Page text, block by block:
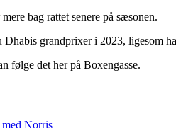
bag rattet senere på sæsonen.
grandprixer i 2023, ligesom
følge det her på Boxengasse.
med Norris